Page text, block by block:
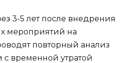
3-5 лет после внедрения
мероприятий на
повторный анализ
с временной утратой